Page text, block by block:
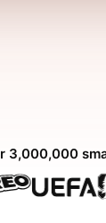
3,000,000